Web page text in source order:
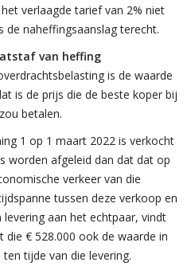
verlaagde tarief van 2% niet
de naheffingsaanslag terecht.
van heffing
is de waarde
is de prijs die de beste koper bij
betalen.
1 op 1 maart 2022 is verkocht
worden afgeleid dan dat dat op
verkeer van die
tussen deze verkoop en
aan het echtpaar, vindt
€ 528.000 ook de waarde in
tijde van die levering.